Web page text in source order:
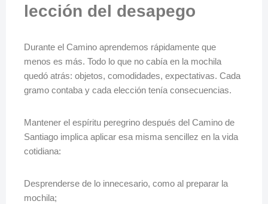
lección del desapego
Durante el Camino aprendemos rápidamente que
menos es más. Todo lo que no cabía en la mochila
quedó atrás: objetos, comodidades, expectativas. Cada
gramo contaba y cada elección tenía consecuencias.
Mantener el espíritu peregrino después del Camino de
Santiago implica aplicar esa misma sencillez en la vida
cotidiana:
Desprenderse de lo innecesario, como al preparar la
mochila;